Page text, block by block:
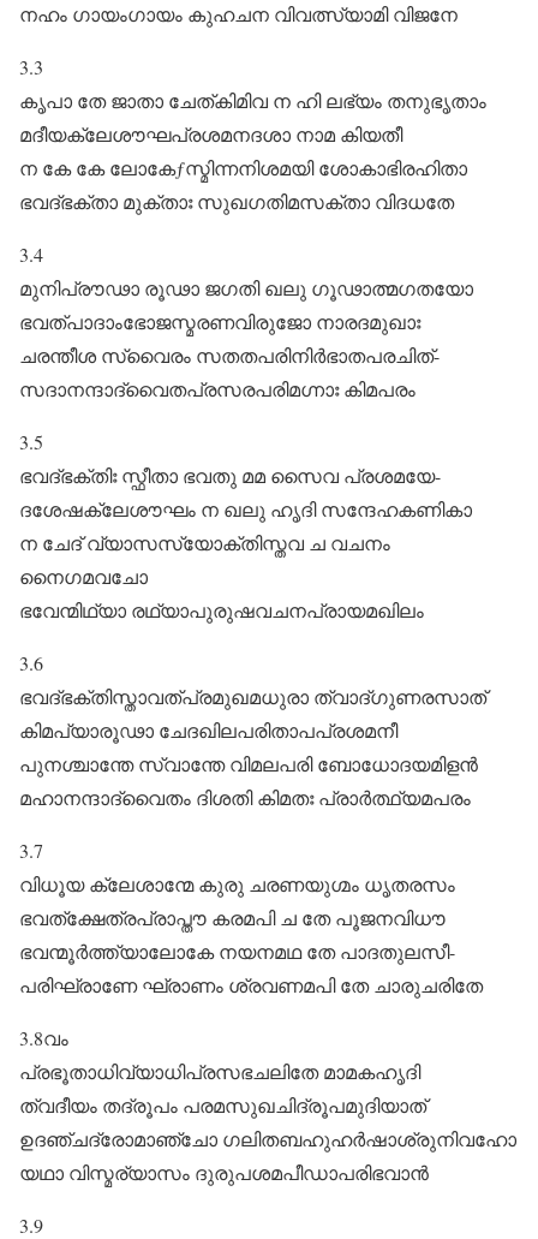
നഹം ഗായംഗായം കുഹചന വിവത്സ്യാമി വിജനേ
3.3
കൃപാ തേ ജാതാ ചേത്കിമിവ ന ഹി ലഭ്യം തനുഭൃതാം
മദീയക്ലേശൗഘപ്രശമനദശാ നാമ കിയതീ
ന കേ കേ ലോകേƒസ്മിന്നനിശമയി ശോകാഭിരഹിതാ
ഭവദ്ഭക്താ മുക്താഃ സുഖഗതിമസക്താ വിദധതേ
3.4
മുനിപ്രൗഢാ രൂഢാ ജഗതി ഖലു ഗൂഢാത്മഗതയോ
ഭവത്പാദാംഭോജസ്മരണവിരുജോ നാരദമുഖാഃ
ചരന്തീശ സ്വൈരം സതതപരിനിർഭാതപരചിത്‌-
സദാനന്ദാദ്വൈതപ്രസരപരിമഗ്നാഃ കിമപരം
3.5
ഭവദ്ഭക്തിഃ സ്ഫീതാ ഭവതു മമ സൈവ പ്രശമയേ-
ദശേഷക്ലേശൗഘം ന ഖലു ഹൃദി സന്ദേഹകണികാ
ന ചേദ്‌ വ്യാസസ്യോക്തിസ്തവ ച വചനം
നൈഗമവചോ
ഭവേന്മിഥ്യാ രഥ്യാപുരുഷവചനപ്രായമഖിലം
3.6
ഭവദ്ഭക്തിസ്താവത്പ്രമുഖമധുരാ ത്വാദ്ഗുണരസാത്‌
കിമപ്യാരൂഢാ ചേദഖിലപരിതാപപ്രശമനീ
പുനശ്ചാന്തേ സ്വാന്തേ വിമലപരി ബോധോദയമിളൻ
മഹാനന്ദാദ്വൈതം ദിശതി കിമതഃ പ്രാർത്ഥ്യമപരം
3.7
വിധൂയ ക്ലേശാന്മേ കുരു ചരണയുഗ്മം ധൃതരസം
ഭവത്ക്ഷേത്രപ്രാപ്തൗ കരമപി ച തേ പൂജനവിധൗ
ഭവന്മൂർത്ത്യാലോകേ നയനമഥ തേ പാദതുലസീ-
പരിഘ്രാണേ ഘ്രാണം ശ്രവണമപി തേ ചാരുചരിതേ
3.8വം
പ്രഭൂതാധിവ്യാധിപ്രസഭചലിതേ മാമകഹൃദി
ത്വദീയം തദ്രൂപം പരമസുഖചിദ്രൂപമുദിയാത്‌
ഉദഞ്ചദ്രോമാഞ്ചോ ഗലിതബഹുഹർഷാശ്രുനിവഹോ
യഥാ വിസ്മര്യാസം ദുരുപശമപീഡാപരിഭവാൻ
3.9